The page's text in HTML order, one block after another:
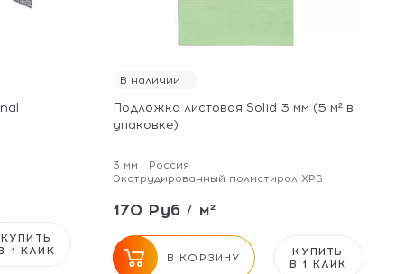
КУПИТЬ
1 КЛИК
В наличии
Подложка листовая Solid 3 мм (5 м² в
упаковке)
3 мм
Россия
Экструдированный полистирол XPS
170 Руб / м²
В КОРЗИНУ
КУПИТЬ
В 1 КЛИК